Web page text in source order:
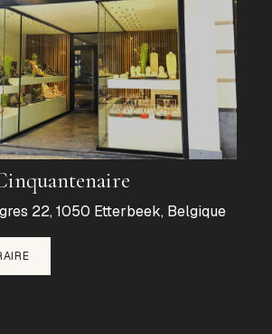
22, 1050 Etterbeek, Belgique